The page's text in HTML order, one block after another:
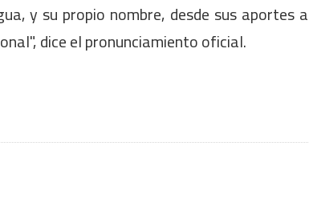
y su propio nombre, desde sus aportes a
dice el pronunciamiento oficial.